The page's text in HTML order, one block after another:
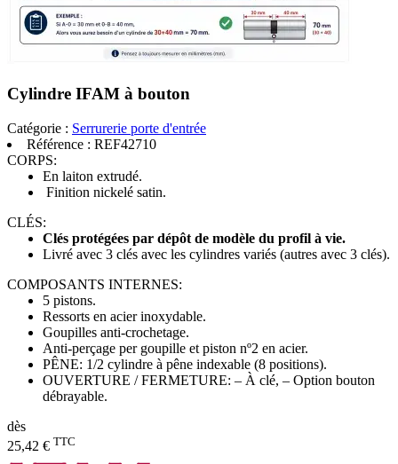
Cylindre IFAM à bouton
Catégorie : Serrurerie porte d'entrée
Référence : REF42710
CORPS:
En laiton extrudé.
Finition nickelé satin.
CLÉS:
Clés protégées par dépôt de modèle du profil à vie.
Livré avec 3 clés avec les cylindres variés (autres avec 3 clés).
COMPOSANTS INTERNES:
5 pistons.
Ressorts en acier inoxydable.
Goupilles anti-crochetage.
Anti-perçage per goupille et piston nº2 en acier.
PÊNE: 1/2 cylindre à pêne indexable (8 positions).
OUVERTURE / FERMETURE: – À clé, – Option bouton
débrayable.
dès
25,42 € TTC